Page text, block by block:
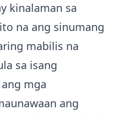
kinalaman sa
na ang sinumang
mabilis na
sa isang
mga
ang